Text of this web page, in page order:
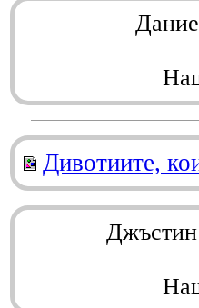
Дивотиите,